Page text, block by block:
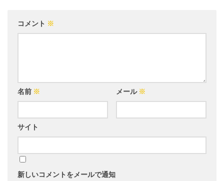
コメント ※
名前 ※ メール ※
サイト
新しいコメントをメールで通知